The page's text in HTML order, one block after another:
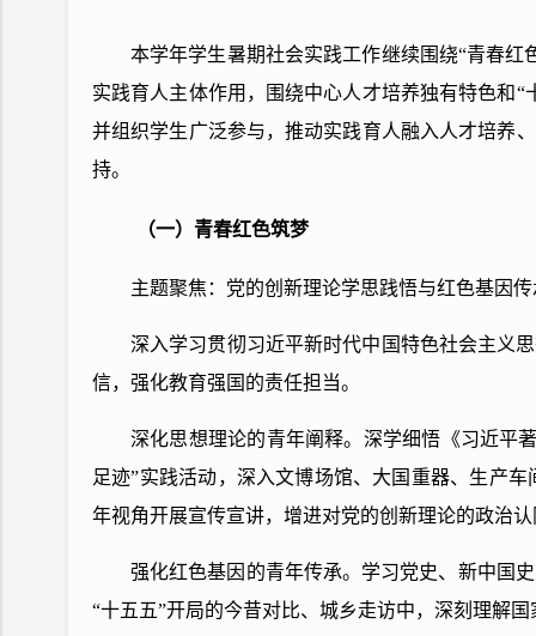
本学年学生暑期社会实践工作继续围绕“青春
实践育人主体作用，围绕中心人才培养独有特色和
并组织学生广泛参与，推动实践育人融入人才培养
持。
（一）青春红色筑梦
主题聚焦：党的创新理论学思践悟与红色基因传
深入学习贯彻习近平新时代中国特色社会主义
信，强化教育强国的责任担当。
深化思想理论的青年阐释。 深学细悟《习近平
足迹”实践活动，深入文博场馆、大国重器、生产
年视角开展宣传宣讲，增进对党的创新理论的政治
强化红色基因的青年传承。 学习党史、新中国
“十五五”开局的今昔对比、城乡走访中，深刻理解